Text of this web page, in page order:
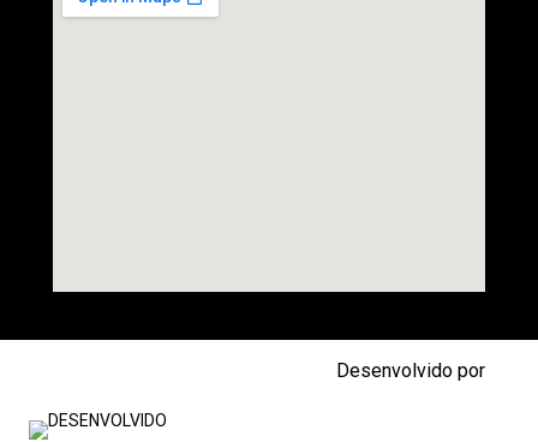
Desenvolvido por